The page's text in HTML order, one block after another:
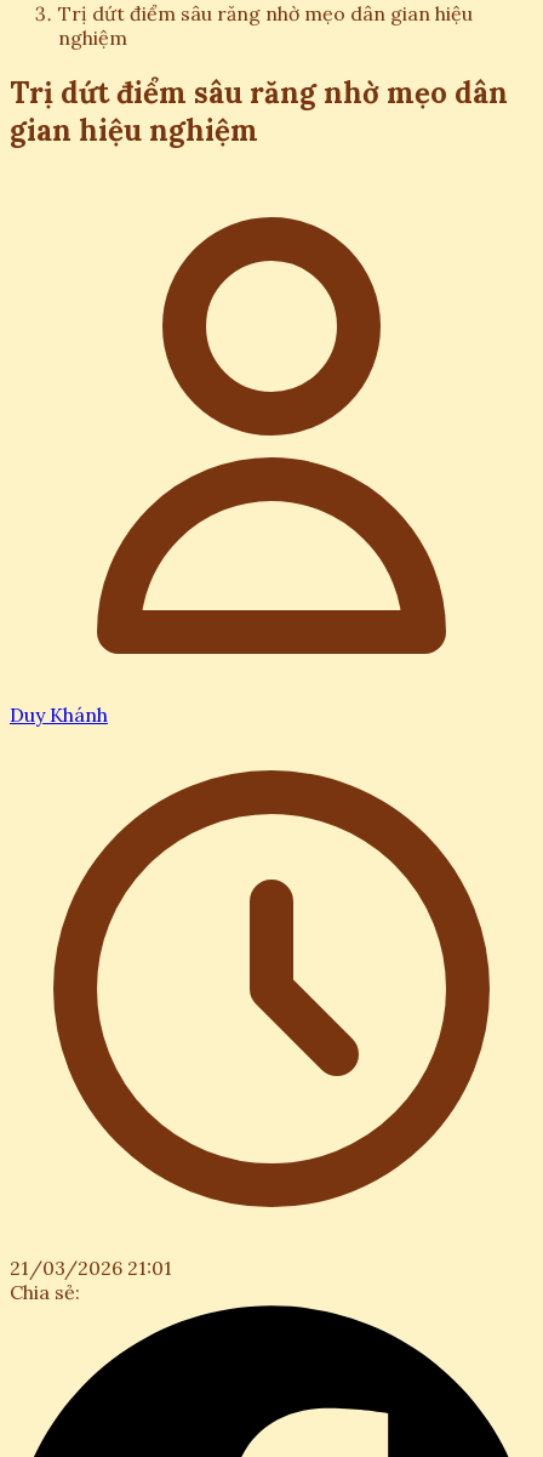
Trị dứt điểm sâu răng nhờ mẹo dân gian hiệu
nghiệm
Trị dứt điểm sâu răng nhờ mẹo dân
gian hiệu nghiệm
Duy Khánh
21/03/2026 21:01
Chia sẻ: